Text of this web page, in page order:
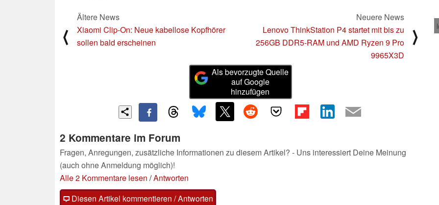
⟨
Ältere News
Xiaomi Clip-On: Neue kabellose Kopfhörer
sollen bald erscheinen
Neuere News
Lenovo ThinkStation P4 startet mit bis zu
256GB DDR5-RAM und AMD Ryzen 9 Pro
9965X3D
⟩
Als bevorzugte Quelle
auf Google
hinzufügen
2 Kommentare im Forum
Fragen, Anregungen, zusätzliche Informationen zu diesem Artikel? - Uns interessiert Deine Meinung
(auch ohne Anmeldung möglich)!
Alle 2 Kommentare lesen /Antworten
Diesen Artikel kommentieren / Antworten